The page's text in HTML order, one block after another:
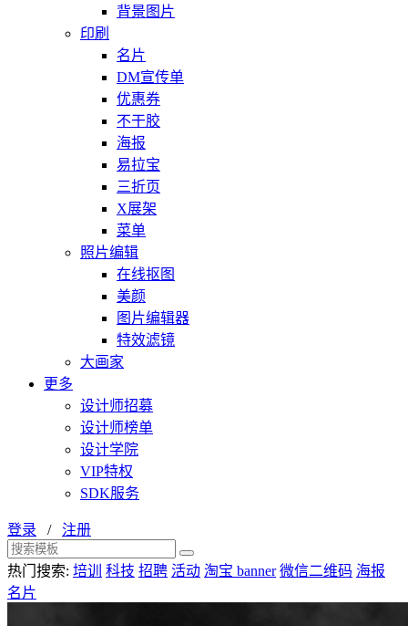
背景图片
印刷
名片
DM宣传单
优惠券
不干胶
海报
易拉宝
三折页
X展架
菜单
照片编辑
在线抠图
美颜
图片编辑器
特效滤镜
大画家
更多
设计师招募
设计师榜单
设计学院
VIP特权
SDK服务
登录 / 注册
热门搜索: 培训 科技 招聘 活动 淘宝 banner 微信二维码 海报
名片